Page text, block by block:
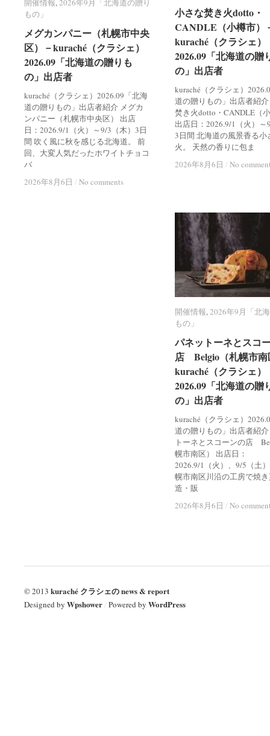
小さな焚き火dotto・
CANDLE（小樽市）
kuraché（クラシェ）
2026.09「北海道の贈
の」出店者
kuraché（クラシェ）
道の贈りもの」出店者紹
焚き火dotto・CANDLE（
出店日：2026.9/1（火）～
3日間 北海道の風景香る小
火。 天然の香りに包ま
2026年8月6日 / No
小さな焚き火dotto・
CANDLE（小樽市）
kuraché（クラシェ）
2026.09「北海道の贈
の」出店者
2026年8月6日 / No
開催情報,2026年9月「北海道の贈り
もの」
メグカンパニー（札幌市中央
区）－kuraché（クラシェ）
2026.09「北海道の贈りも
の」出店者
kuraché（クラシェ）2026.09「北海
道の贈りもの」出店者紹介 メグカ
ンパニー（札幌市中央区） 出店
日：2026.9/1（火）～9/3（木）3日
間 吹く風に秋を感じる北海道。 前
回、大変人気だったホワイトチョコ
バ
2026年8月6日 / No comments
開催情報 2026年9月「北海道の贈り
もの」
メグカンパニー（札幌市中央
区）－kuraché（クラシェ）
2026.09「北海道の贈りも
の」出店者
2026年8月6日 / No comments
開催情報,2026年9月「北
もの」
パネットーネとスコ
店 Belgio（札幌市南
kuraché（クラシェ）
2026.09「北海道の贈
の」出店者
kuraché（クラシェ）
道の贈りもの」出店者紹
トーネとスコーンの店
幌市南区） 出店日：
2026.9/1（火）、9/5（土
幌市南区川沿の工房で焼
造・販
2026年8月6日 / No
開催情報 2026年9月「北
もの」
パネットーネとスコ
店 Belgio（札幌市南
kuraché（クラシェ）
2026.09「北海道の贈
の」出店者
2026年8月6日 / No
© 2013 kuraché クラシェの news & report
Designed by Wpshower/ Powered by WordPress